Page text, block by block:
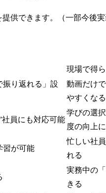
供できます。（一部今後実
現場で得
振り返れる」設
動画だけ
やすくなる
社員にも対応可能
学びの選
度の向上に
習が可能
忙しい社
れる
実務中の
きる